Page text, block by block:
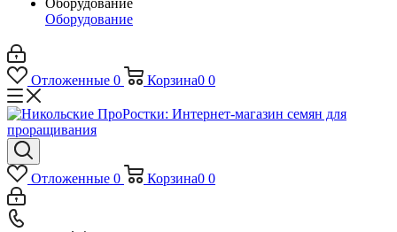
Оборудование
Отложенные 0 Корзина0 0
Отложенные 0 Корзина0 0